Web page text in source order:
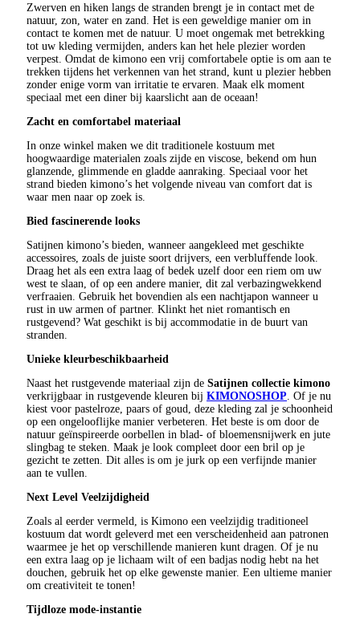
Zwerven en hiken langs de stranden brengt je in contact met de
natuur, zon, water en zand. Het is een geweldige manier om in
contact te komen met de natuur. U moet ongemak met betrekking
tot uw kleding vermijden, anders kan het hele plezier worden
verpest. Omdat de kimono een vrij comfortabele optie is om aan te
trekken tijdens het verkennen van het strand, kunt u plezier hebben
zonder enige vorm van irritatie te ervaren. Maak elk moment
speciaal met een diner bij kaarslicht aan de oceaan!
Zacht en comfortabel materiaal
In onze winkel maken we dit traditionele kostuum met
hoogwaardige materialen zoals zijde en viscose, bekend om hun
glanzende, glimmende en gladde aanraking. Speciaal voor het
strand bieden kimono’s het volgende niveau van comfort dat is
waar men naar op zoek is.
Bied fascinerende looks
Satijnen kimono’s bieden, wanneer aangekleed met geschikte
accessoires, zoals de juiste soort drijvers, een verbluffende look.
Draag het als een extra laag of bedek uzelf door een riem om uw
west te slaan, of op een andere manier, dit zal verbazingwekkend
verfraaien. Gebruik het bovendien als een nachtjapon wanneer u
rust in uw armen of partner. Klinkt het niet romantisch en
rustgevend? Wat geschikt is bij accommodatie in de buurt van
stranden.
Unieke kleurbeschikbaarheid
Naast het rustgevende materiaal zijn de Satijnen collectie kimono
verkrijgbaar in rustgevende kleuren bij KIMONOSHOP . Of je nu
kiest voor pastelroze, paars of goud, deze kleding zal je schoonheid
op een ongelooflijke manier verbeteren. Het beste is om door de
natuur geïnspireerde oorbellen in blad- of bloemensnijwerk en jute
slingbag te steken. Maak je look compleet door een bril op je
gezicht te zetten. Dit alles is om je jurk op een verfijnde manier
aan te vullen.
Next Level Veelzijdigheid
Zoals al eerder vermeld, is Kimono een veelzijdig traditioneel
kostuum dat wordt geleverd met een verscheidenheid aan patronen
waarmee je het op verschillende manieren kunt dragen. Of je nu
een extra laag op je lichaam wilt of een badjas nodig hebt na het
douchen, gebruik het op elke gewenste manier. Een ultieme manier
om creativiteit te tonen!
Tijdloze mode-instantie